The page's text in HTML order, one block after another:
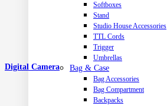
Softboxes
Stand
Studio House Accessories
TTL Cords
Trigger
Umbrellas
Bag & Case
Bag Accessories
Bag Compartment
Backpacks
Digital Camera